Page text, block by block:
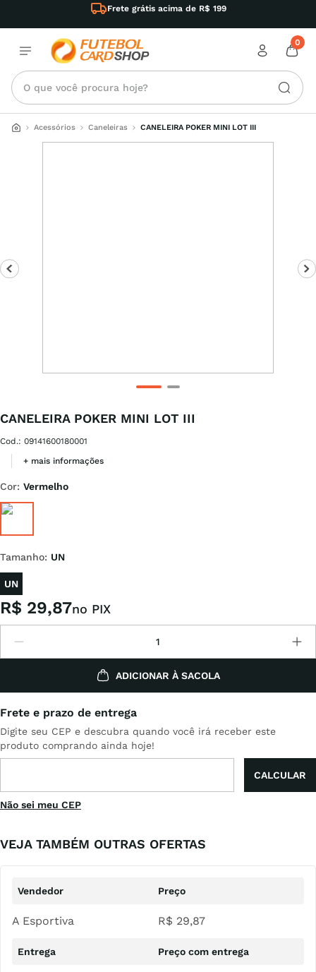
Frete grátis acima de R$ 199
0
O que você procura hoje?
Acessórios Caneleiras CANELEIRA POKER MINI LOT III
CANELEIRA POKER MINI LOT III
Cod.: 09141600180001
+ mais informações
Cor: Vermelho
Tamanho: UN
UN
R$ 29,87no PIX
ADICIONAR À SACOLA
Não sei meu CEP
VEJA TAMBÉM OUTRAS OFERTAS
A Esportiva R$ 29,87